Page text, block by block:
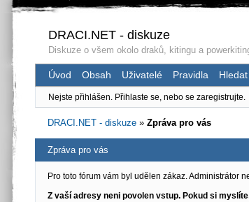
DRACI.NET - diskuze
Diskuze o všem okolo draků, kitingu a
Úvod Obsah Uživatelé Pravidla Hledat
Nejste přihlášen. Přihlaste se, nebo se zaregistrujte.
DRACI.NET - diskuze »Zpráva pro vás
Zpráva pro vás
Pro toto fórum vám byl udělen zákaz. Administrátor
Z vaší adresy neni povolen vstup. Pokud si